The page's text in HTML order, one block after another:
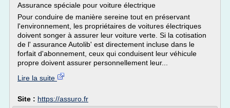
Assurance spéciale pour voiture électrique
Pour conduire de manière sereine tout en préservant
l'environnement, les propriétaires de voitures électriques
doivent songer à assurer leur voiture verte. Si la cotisation
de l' assurance Autolib' est directement incluse dans le
forfait d'abonnement, ceux qui conduisent leur véhicule
propre doivent assurer personnellement leur...
Lire la suite
Site : https://assuro.fr